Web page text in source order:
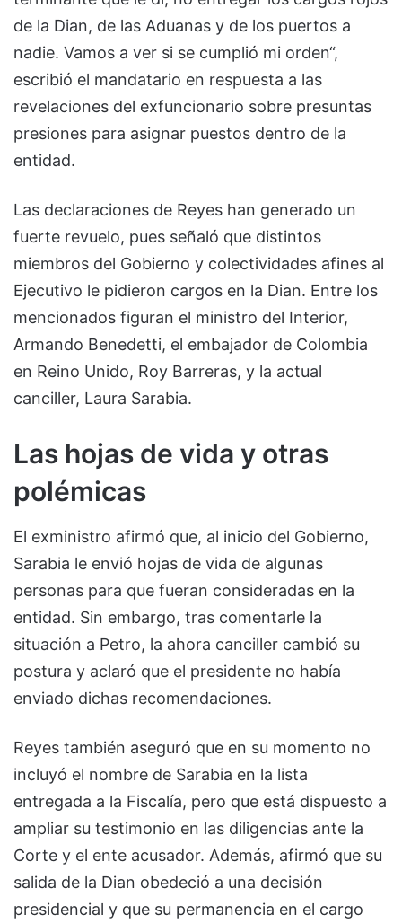
de la Dian, de las Aduanas y de los puertos a
nadie. Vamos a ver si se cumplió mi orden“,
escribió el mandatario en respuesta a las
revelaciones del exfuncionario sobre presuntas
presiones para asignar puestos dentro de la
entidad.
Las declaraciones de Reyes han generado un
fuerte revuelo, pues señaló que distintos
miembros del Gobierno y colectividades afines al
Ejecutivo le pidieron cargos en la Dian. Entre los
mencionados figuran el ministro del Interior,
Armando Benedetti, el embajador de Colombia
en Reino Unido, Roy Barreras, y la actual
canciller, Laura Sarabia.
Las hojas de vida y otras
polémicas
El exministro afirmó que, al inicio del Gobierno,
Sarabia le envió hojas de vida de algunas
personas para que fueran consideradas en la
entidad. Sin embargo, tras comentarle la
situación a Petro, la ahora canciller cambió su
postura y aclaró que el presidente no había
enviado dichas recomendaciones.
Reyes también aseguró que en su momento no
incluyó el nombre de Sarabia en la lista
entregada a la Fiscalía, pero que está dispuesto a
ampliar su testimonio en las diligencias ante la
Corte y el ente acusador. Además, afirmó que su
salida de la Dian obedeció a una decisión
presidencial y que su permanencia en el cargo